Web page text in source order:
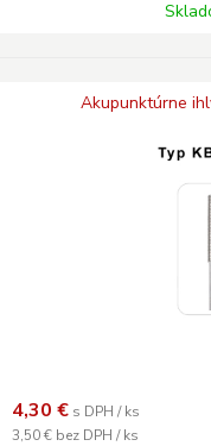
Akupunktúrne
4,30 € s DPH / ks
3,50 € bez DPH / ks